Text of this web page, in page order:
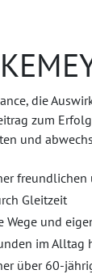
die
zum
und
Gleitzeit
Wege und
im Alltag
über 60-